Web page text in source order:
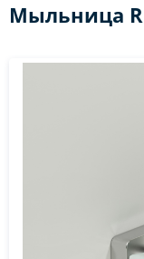
Мыльница